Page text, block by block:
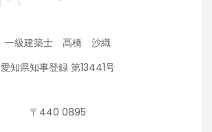
一級建築士 髙橋 沙織
愛知県知事登録 第13441号
〒440 0895